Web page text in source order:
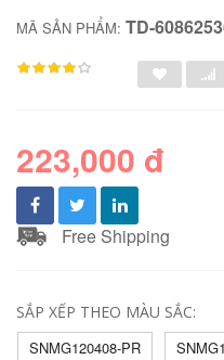
MÃ SẢN PHẨM: TD-
223,000 đ
Free Shipping
SẮP XẾP THEO MÀU SẮC:
SNMG120408-PR